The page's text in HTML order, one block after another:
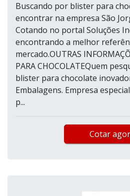
Buscando por blister para
encontrar na empresa São
Cotando no portal Soluções
encontrando a melhor
mercado.OUTRAS
PARA CHOCOLATEQuem
blister para chocolate
Embalagens. Empresa
p...
Cotar